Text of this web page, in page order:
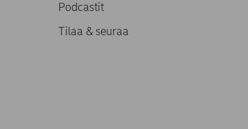
Podcastit
Tilaa & seuraa